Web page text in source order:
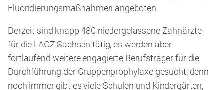
Fluoridierungsmaßnahmen angeboten.
Derzeit sind knapp 480 niedergelassene Zahnärzte
für die LAGZ Sachsen tätig, es werden aber
fortlaufend weitere engagierte Berufsträger für die
Durchführung der Gruppenprophylaxe gesucht, denn
noch immer gibt es viele Schulen und Kindergärten,